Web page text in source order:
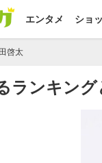
エンタメ ショ
啓太
ランキング